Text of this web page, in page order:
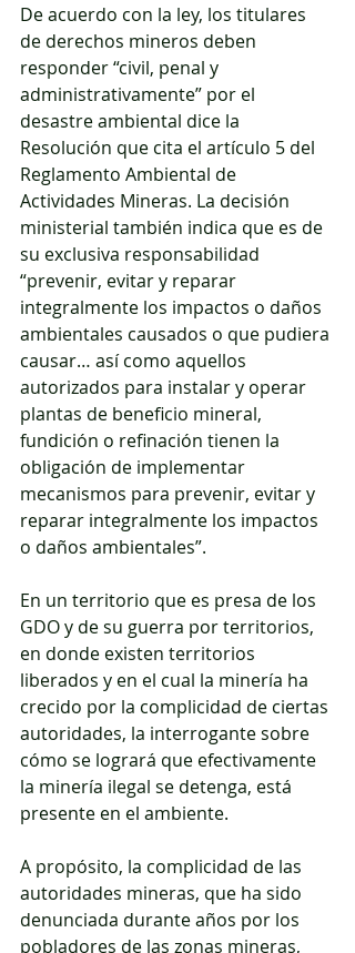
De acuerdo con la ley, los titulares
de derechos mineros deben
responder “civil, penal y
administrativamente” por el
desastre ambiental dice la
Resolución que cita el artículo 5 del
Reglamento Ambiental de
Actividades Mineras. La decisión
ministerial también indica que es de
su exclusiva responsabilidad
“prevenir, evitar y reparar
integralmente los impactos o daños
ambientales causados o que pudiera
causar… así como aquellos
autorizados para instalar y operar
plantas de beneficio mineral,
fundición o refinación tienen la
obligación de implementar
mecanismos para prevenir, evitar y
reparar integralmente los impactos
o daños ambientales”.
En un territorio que es presa de los
GDO y de su guerra por territorios,
en donde existen territorios
liberados y en el cual la minería ha
crecido por la complicidad de ciertas
autoridades, la interrogante sobre
cómo se logrará que efectivamente
la minería ilegal se detenga, está
presente en el ambiente.
A propósito, la complicidad de las
autoridades mineras, que ha sido
denunciada durante años por los
pobladores de las zonas mineras,